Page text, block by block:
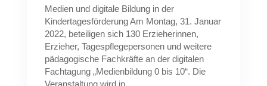
Medien und digitale Bildung in der
Kindertagesförderung Am Montag, 31. Januar
2022, beteiligen sich 130 Erzieherinnen,
Erzieher, Tagespflegepersonen und weitere
pädagogische Fachkräfte an der digitalen
Fachtagung „Medienbildung 0 bis 10“. Die
Veranstaltung wird in...